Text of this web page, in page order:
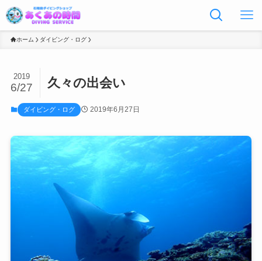
ホーム ダイビング・ログ
久々の出会い
2019
6/27
ダイビング・ログ 2019年6月27日